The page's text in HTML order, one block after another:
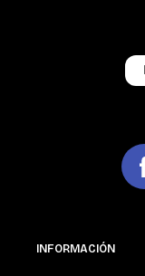
INFORMACIÓN